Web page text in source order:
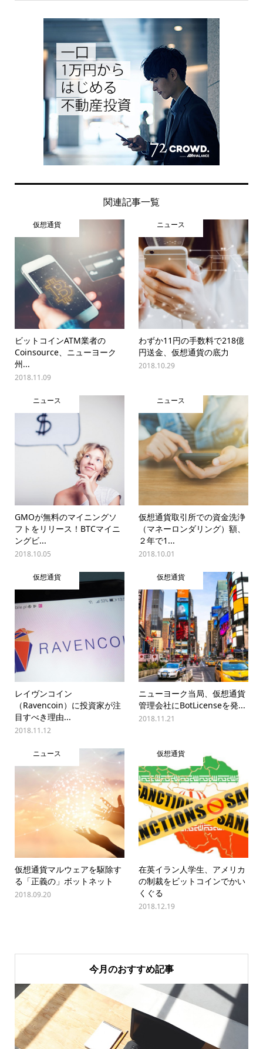
関連記事一覧
仮想通貨
ビットコインATM業者の
Coinsource、ニューヨーク
州...
2018.11.09
ニュース
わずか11円の手数料で218億
円送金、仮想通貨の底力
2018.10.29
ニュース
GMOが無料のマイニングソ
フトをリリース！BTCマイニ
ングビ...
2018.10.05
ニュース
仮想通貨取引所での資金洗浄
（マネーロンダリング）額、
２年で1...
2018.10.01
仮想通貨
レイヴンコイン
（Ravencoin）に投資家が注
目すべき理由...
2018.11.12
仮想通貨
ニューヨーク当局、仮想通貨
管理会社にBotLicenseを発...
2018.11.21
ニュース
仮想通貨マルウェアを駆除す
る「正義の」ボットネット
2018.09.20
仮想通貨
在英イラン人学生、アメリカ
の制裁をビットコインでかい
くぐる
2018.12.19
今月のおすすめ記事